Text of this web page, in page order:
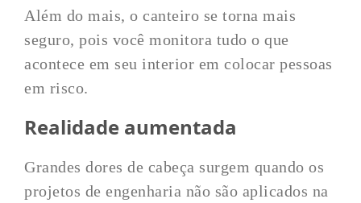
Além do mais, o canteiro se torna mais
seguro, pois você monitora tudo o que
acontece em seu interior em colocar pessoas
em risco.
Realidade aumentada
Grandes dores de cabeça surgem quando os
projetos de engenharia não são aplicados na